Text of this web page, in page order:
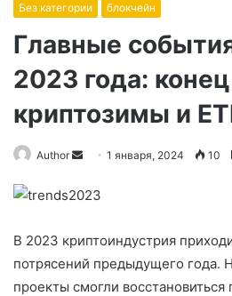
Без категории блокчейн
Главные
2023 года: конец
криптозимы и
Author
Send
email
1 января, 2024 10
В 2023 криптоиндустрия
потрясений предыдущего года.
проекты смогли восстановиться